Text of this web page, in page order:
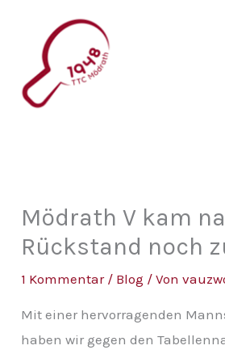
springen
Mödrath V kam
Rückstand noch
1 Kommentar / Blog / Von
Mit einer hervorragenden
haben wir gegen den
t
c
h
i